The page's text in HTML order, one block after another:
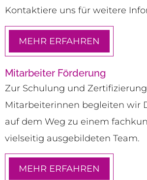
Kontaktiere uns für weitere
MEHR ERFAHREN
Mitarbeiter Förderung
Zur Schulung und
Mitarbeiterinnen begleiten wir
auf dem Weg zu einem
vielseitig ausgebildeten Team.
MEHR ERFAHREN